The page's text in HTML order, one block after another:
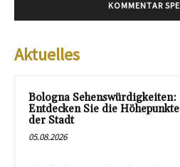
Aktuelles
Bologna Sehenswürdigkeiten:
Entdecken Sie die Höhepunkte
der Stadt
05.08.2026